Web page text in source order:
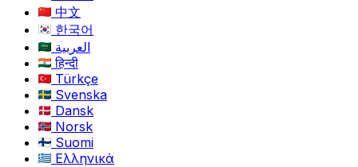
中文
한국어
العربية
हिन्दी
Türkçe
Svenska
Dansk
Norsk
Suomi
Ελληνικά